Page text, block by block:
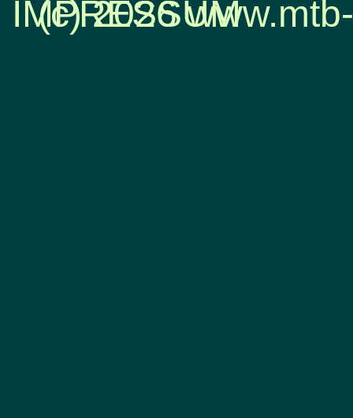
IMPRESSUM
(c) 2026